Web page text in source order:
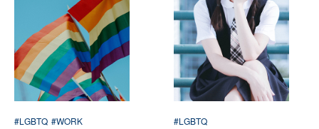
#LGBTQ #WORK #LGBTQ